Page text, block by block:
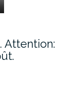
Attention: